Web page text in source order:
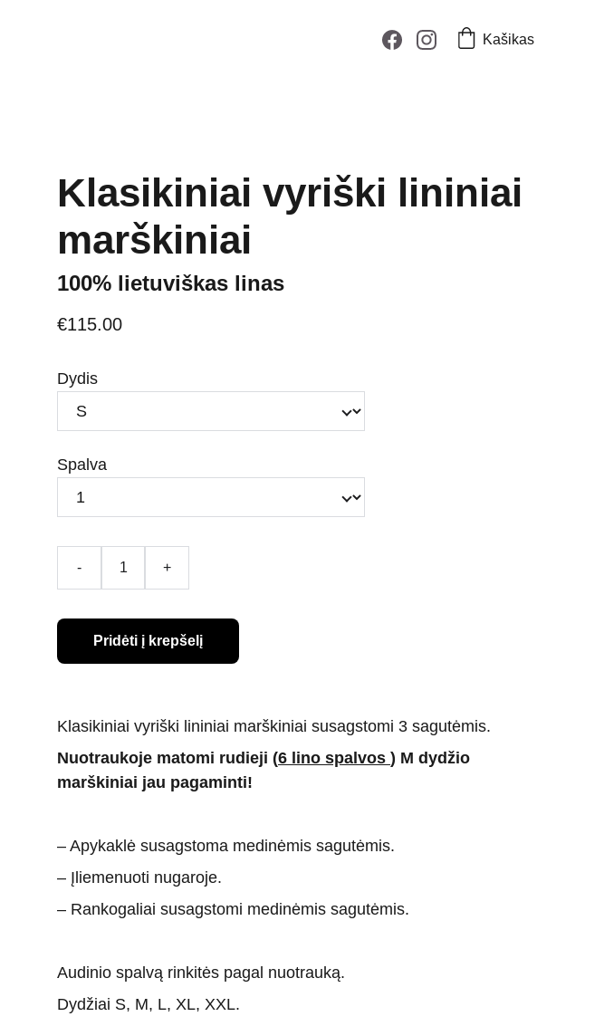
Kašikas
Klasikiniai vyriški lininiai
marškiniai
100% lietuviškas linas
€115.00
Dydis
Spalva
- +
Pridėti į krepšelį
Klasikiniai vyriški lininiai marškiniai susagstomi 3 sagutėmis.
Nuotraukoje matomi rudieji (6 lino spalvos ) M dydžio
marškiniai jau pagaminti!
– Apykaklė susagstoma medinėmis sagutėmis.
– Įliemenuoti nugaroje.
– Rankogaliai susagstomi medinėmis sagutėmis.
Audinio spalvą rinkitės pagal nuotrauką.
Dydžiai S, M, L, XL, XXL.